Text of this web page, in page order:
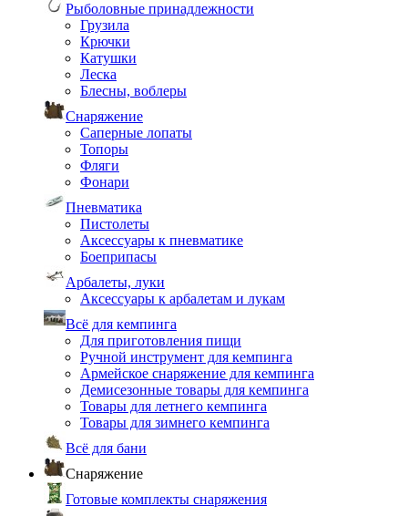
Рыболовные принадлежности
Грузила
Крючки
Катушки
Леска
Блесны, воблеры
Снаряжение
Саперные лопаты
Топоры
Фляги
Фонари
Пневматика
Пистолеты
Аксессуары к пневматике
Боеприпасы
Арбалеты, луки
Аксессуары к арбалетам и лукам
Всё для кемпинга
Для приготовления пищи
Ручной инструмент для кемпинга
Армейское снаряжение для кемпинга
Демисезонные товары для кемпинга
Товары для летнего кемпинга
Товары для зимнего кемпинга
Всё для бани
Снаряжение
Готовые комплекты снаряжения